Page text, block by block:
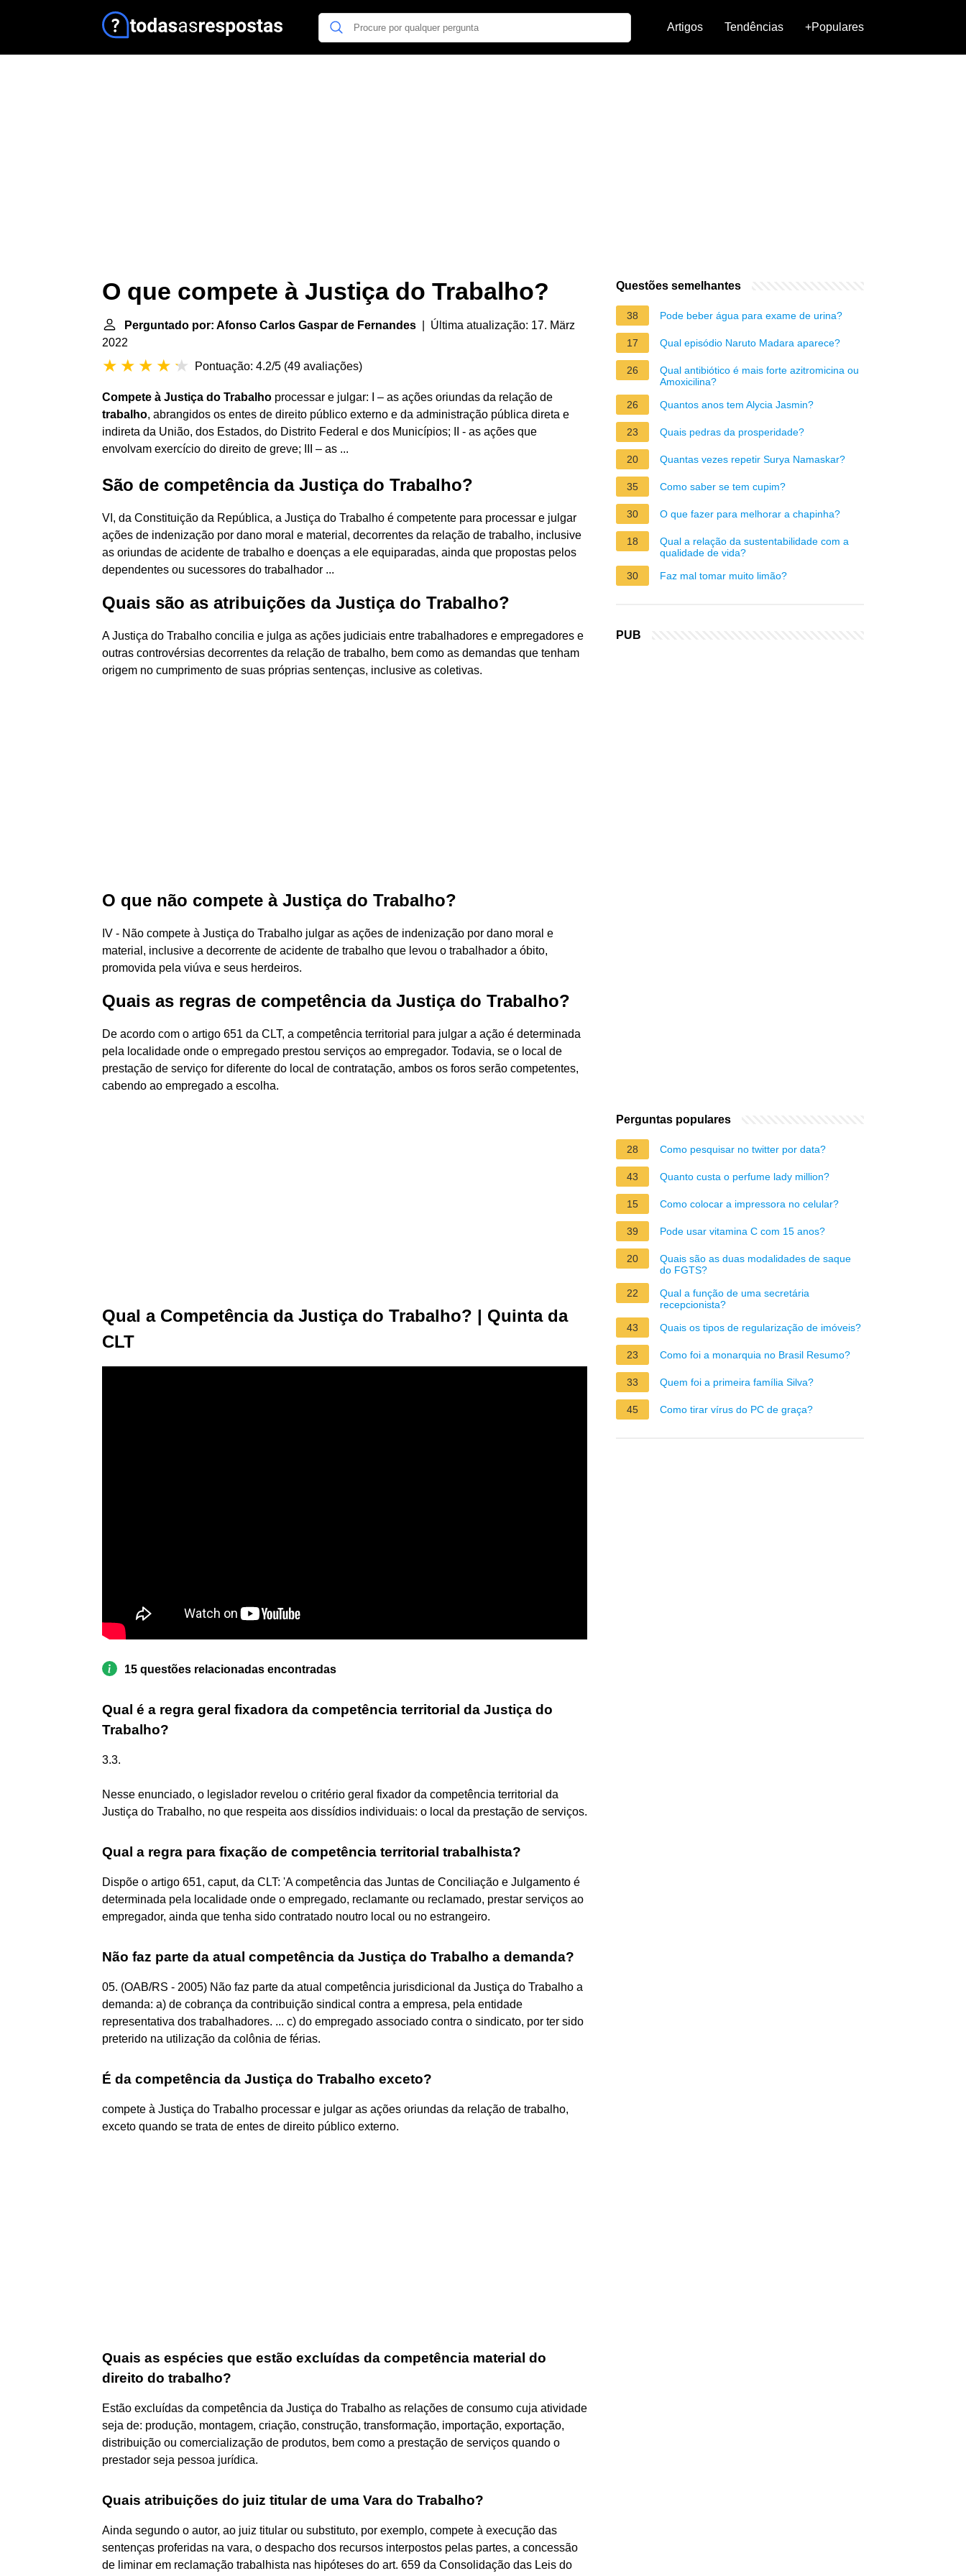
Artigos Tendências +Populares
O que compete à Justiça do Trabalho?
Perguntado por: Afonso Carlos Gaspar de Fernandes | Última atualização: 17. März
2022
Pontuação: 4.2/5 (49 avaliações)
Compete à Justiça do Trabalho processar e julgar: I – as ações oriundas da relação de
trabalho, abrangidos os entes de direito público externo e da administração pública direta e
indireta da União, dos Estados, do Distrito Federal e dos Municípios; II - as ações que
envolvam exercício do direito de greve; III – as ...
São de competência da Justiça do Trabalho?
VI, da Constituição da República, a Justiça do Trabalho é competente para processar e julgar
ações de indenização por dano moral e material, decorrentes da relação de trabalho, inclusive
as oriundas de acidente de trabalho e doenças a ele equiparadas, ainda que propostas pelos
dependentes ou sucessores do trabalhador ...
Quais são as atribuições da Justiça do Trabalho?
A Justiça do Trabalho concilia e julga as ações judiciais entre trabalhadores e empregadores e
outras controvérsias decorrentes da relação de trabalho, bem como as demandas que tenham
origem no cumprimento de suas próprias sentenças, inclusive as coletivas.
O que não compete à Justiça do Trabalho?
IV - Não compete à Justiça do Trabalho julgar as ações de indenização por dano moral e
material, inclusive a decorrente de acidente de trabalho que levou o trabalhador a óbito,
promovida pela viúva e seus herdeiros.
Quais as regras de competência da Justiça do Trabalho?
De acordo com o artigo 651 da CLT, a competência territorial para julgar a ação é determinada
pela localidade onde o empregado prestou serviços ao empregador. Todavia, se o local de
prestação de serviço for diferente do local de contratação, ambos os foros serão competentes,
cabendo ao empregado a escolha.
Qual a Competência da Justiça do Trabalho? | Quinta da
CLT
15 questões relacionadas encontradas
Qual é a regra geral fixadora da competência territorial da Justiça do
Trabalho?
3.3.
Nesse enunciado, o legislador revelou o critério geral fixador da competência territorial da
Justiça do Trabalho, no que respeita aos dissídios individuais: o local da prestação de serviços.
Qual a regra para fixação de competência territorial trabalhista?
Dispõe o artigo 651, caput, da CLT: 'A competência das Juntas de Conciliação e Julgamento é
determinada pela localidade onde o empregado, reclamante ou reclamado, prestar serviços ao
empregador, ainda que tenha sido contratado noutro local ou no estrangeiro.
Não faz parte da atual competência da Justiça do Trabalho a demanda?
05. (OAB/RS - 2005) Não faz parte da atual competência jurisdicional da Justiça do Trabalho a
demanda: a) de cobrança da contribuição sindical contra a empresa, pela entidade
representativa dos trabalhadores. ... c) do empregado associado contra o sindicato, por ter sido
preterido na utilização da colônia de férias.
É da competência da Justiça do Trabalho exceto?
compete à Justiça do Trabalho processar e julgar as ações oriundas da relação de trabalho,
exceto quando se trata de entes de direito público externo.
Quais as espécies que estão excluídas da competência material do
direito do trabalho?
Estão excluídas da competência da Justiça do Trabalho as relações de consumo cuja atividade
seja de: produção, montagem, criação, construção, transformação, importação, exportação,
distribuição ou comercialização de produtos, bem como a prestação de serviços quando o
prestador seja pessoa jurídica.
Quais atribuições do juiz titular de uma Vara do Trabalho?
Ainda segundo o autor, ao juiz titular ou substituto, por exemplo, compete à execução das
sentenças proferidas na vara, o despacho dos recursos interpostos pelas partes, a concessão
de liminar em reclamação trabalhista nas hipóteses do art. 659 da Consolidação das Leis do
Questões semelhantes
38 Pode beber água para exame de urina?
17 Qual episódio Naruto Madara aparece?
26
Qual antibiótico é mais forte azitromicina ou
Amoxicilina?
26
Quantos anos tem Alycia Jasmin?
23 Quais pedras da prosperidade?
20 Quantas vezes repetir Surya Namaskar?
35 Como saber se tem cupim?
30 O que fazer para melhorar a chapinha?
18
Qual a relação da sustentabilidade com a
qualidade de vida?
30
Faz mal tomar muito limão?
PUB
Perguntas populares
28 Como pesquisar no twitter por data?
43 Quanto custa o perfume lady million?
15 Como colocar a impressora no celular?
39 Pode usar vitamina C com 15 anos?
20
Quais são as duas modalidades de saque
do FGTS?
22
Qual a função de uma secretária
recepcionista?
43
Quais os tipos de regularização de imóveis?
23 Como foi a monarquia no Brasil Resumo?
33 Quem foi a primeira família Silva?
45 Como tirar vírus do PC de graça?